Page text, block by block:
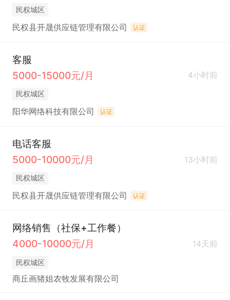
民权城区
民权县开晟供应链管理有限公司 认证
客服
5000-15000元/月
4小时前
民权城区
阳华网络科技有限公司 认证
电话客服
5000-10000元/月
13小时前
民权城区
民权县开晟供应链管理有限公司 认证
网络销售（社保+工作餐）
4000-10000元/月
14天前
民权城区
商丘画猪姐农牧发展有限公司